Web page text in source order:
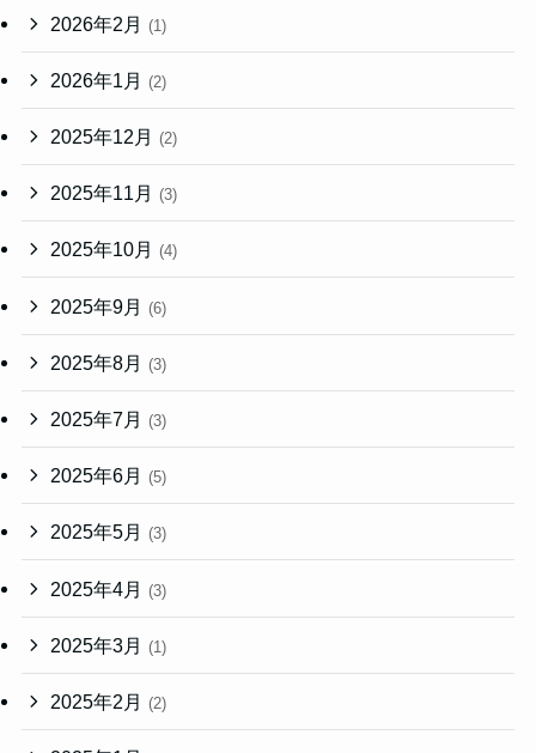
2026年2月 (1)
2026年1月 (2)
2025年12月 (2)
2025年11月 (3)
2025年10月 (4)
2025年9月 (6)
2025年8月 (3)
2025年7月 (3)
2025年6月 (5)
2025年5月 (3)
2025年4月 (3)
2025年3月 (1)
2025年2月 (2)